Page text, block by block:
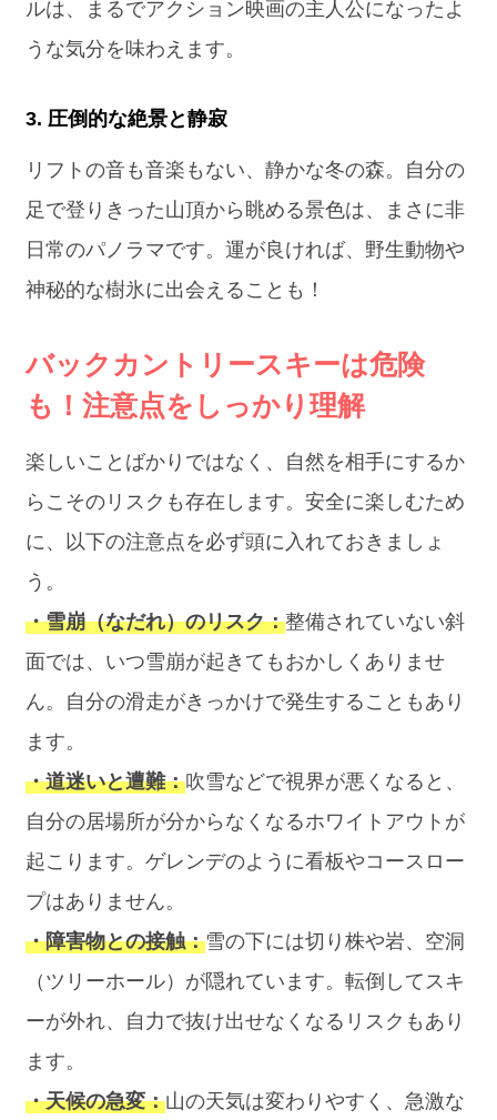
ルは、まるでアクション映画の主人公になったよ
うな気分を味わえます。
3. 圧倒的な絶景と静寂
リフトの音も音楽もない、静かな冬の森。自分の
足で登りきった山頂から眺める景色は、まさに非
日常のパノラマです。運が良ければ、野生動物や
神秘的な樹氷に出会えることも！
バックカントリースキーは危険
も！注意点をしっかり理解
楽しいことばかりではなく、自然を相手にするか
らこそのリスクも存在します。安全に楽しむため
に、以下の注意点を必ず頭に入れておきましょ
う。
・雪崩（なだれ）のリスク：整備されていない斜
面では、いつ雪崩が起きてもおかしくありませ
ん。自分の滑走がきっかけで発生することもあり
ます。
・道迷いと遭難：吹雪などで視界が悪くなると、
自分の居場所が分からなくなるホワイトアウトが
起こります。ゲレンデのように看板やコースロー
プはありません。
・障害物との接触：雪の下には切り株や岩、空洞
（ツリーホール）が隠れています。転倒してスキ
ーが外れ、自力で抜け出せなくなるリスクもあり
ます。
・天候の急変：山の天気は変わりやすく、急激な